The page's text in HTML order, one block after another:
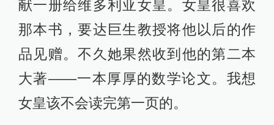
献一册给维多利亚女皇。女皇很喜欢
那本书，要达巨生教授将他以后的作
品见赠。不久她果然收到他的第二本
大著——一本厚厚的数学论文。我想
女皇该不会读完第一页的。